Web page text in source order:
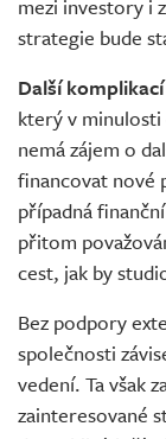
mezi investory i
strategie bude
Další
který v
nemá zájem o
financovat nové
případná
přitom
cest, jak by
Bez podpory
společnosti
vedení. Ta však
zainteresované